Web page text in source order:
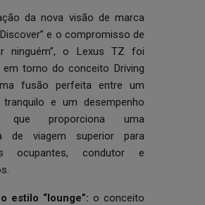
da nova visão de marca
e o compromisso de
ninguém”, o Lexus TZ foi
em torno do conceito Driving
fusão perfeita entre um
tranquilo e um desempenho
que proporciona uma
de viagem superior para
ocupantes, condutor e
estilo “lounge”: o conceito